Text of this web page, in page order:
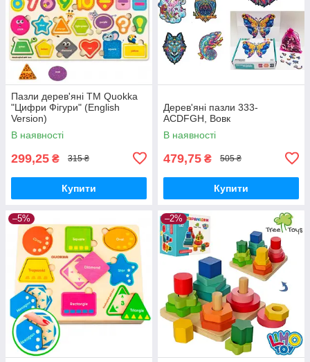
Пазли дерев'яні ТМ Quokka
"Цифри Фігури" (English
Version)
В наявності
299,25 ₴ 315 ₴
Купити
Дерев'яні пазли 333-
ACDFGH, Вовк
В наявності
479,75 ₴ 505 ₴
Купити
–5% –2%